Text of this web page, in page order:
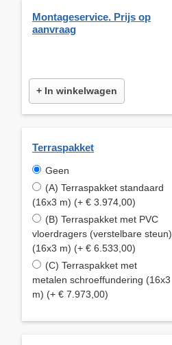
Montageservice. Prijs op
aanvraag
+ In winkelwagen
Terraspakket
Geen
(A) Terraspakket standaard
(16x3 m) (+ € 3.974,00)
(B) Terraspakket met PVC
vloerdragers (verstelbare steun)
(16x3 m) (+ € 6.533,00)
(C) Terraspakket met
metalen schroeffundering (16x3
m) (+ € 7.973,00)